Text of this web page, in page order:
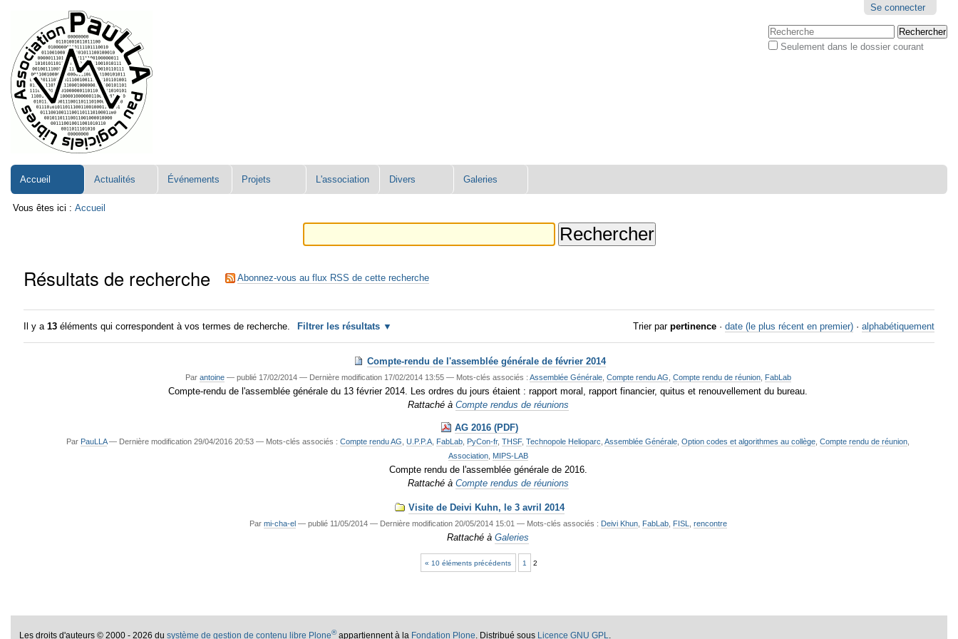
contenu.
Aller
à
la
navigation
personnels
Se connecter
Chercher par
Seulement dans le dossier courant
Accueil Actualités Événements Projets L'association Divers Galeries
Vous êtes ici : Accueil
Résultats de recherche Abonnez-vous au flux RSS de cette recherche
Il y a13 éléments qui correspondent à vos termes de recherche. Filtrer les résultats Trier par pertinence · date (le plus récent en premier) · alphabétiquement
Compte-rendu de l'assemblée générale de février 2014
Par antoine — publié17/02/2014 — Dernière modification17/02/2014 13:55 — Mots-clés associés : Assemblée Générale, Compte rendu AG Compte rendu de réunion, FabLab
Compte-rendu de l'assemblée générale du 13 février 2014. Les ordres du jours étaient : rapport moral, rapport financier, quitus et renouvellement du bureau.
Rattaché à Compte rendus de réunions
AG 2016 (PDF)
Par PauLLA — Dernière modification 29/04/2016 20:53— Mots-clés associés :Compte rendu AG ,U.P.P.A FabLab PyCon-fr,THSF,Technopole Helioparc ,Assemblée Générale ,Option codes et algorithmes au collège ,Compte rendu de réunion
Association, MIPS-LAB
Compte rendu de l'assemblée générale de 2016.
Rattaché à Compte rendus de réunions
Visite de Deivi Kuhn, le 3 avril 2014
Par mi-cha-el — publié11/05/2014 — Dernière modification20/05/2014 15:01 — Mots-clés associés : Deivi Khun, FabLab, FISL rencontre
Rattaché à Galeries
« 10 éléments précédents 1 2
Les droits d'auteurs© 2000 - 2026 dusystème de gestion de contenu libre Plone®appartiennent à la Fondation Plone. Distribué sous Licence GNU GPL.